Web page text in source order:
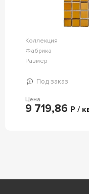
Коллекция
Фабрика
Размер
Под заказ
Цена
9 719,86 Р /